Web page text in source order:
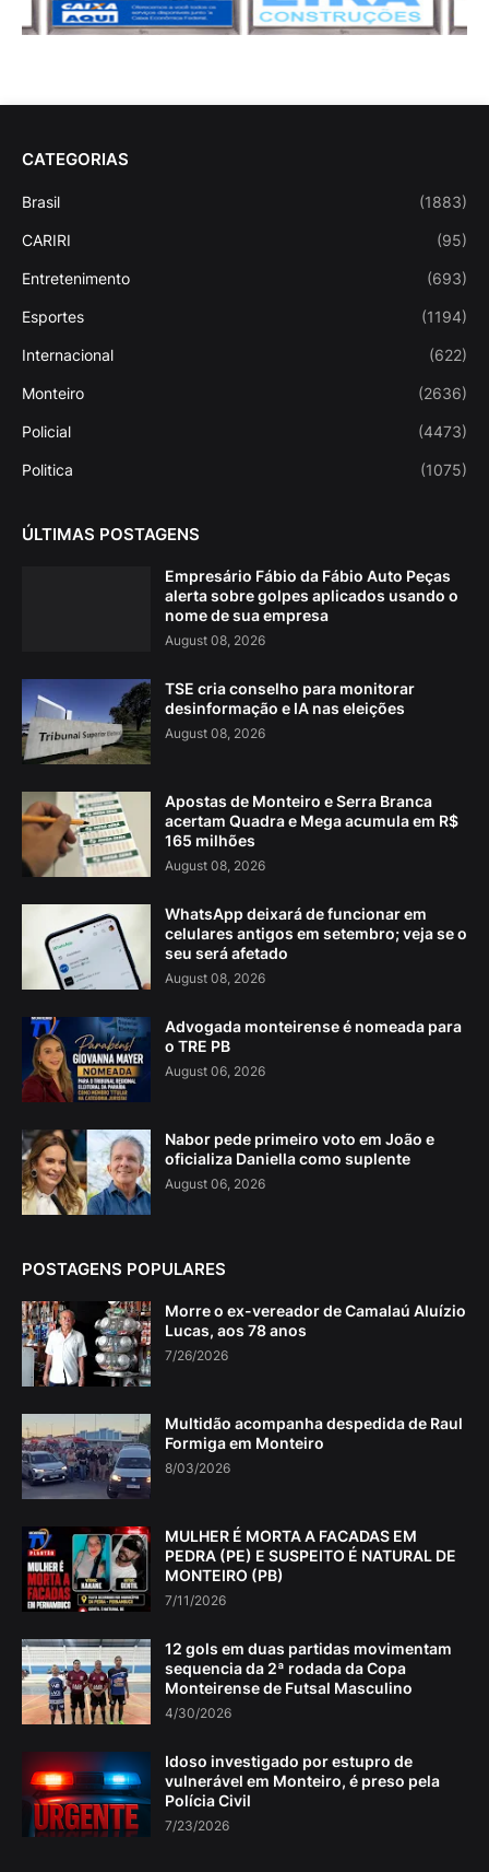
CATEGORIAS
Brasil (1883)
CARIRI (95)
Entretenimento (693)
Esportes (1194)
Internacional (622)
Monteiro (2636)
Policial (4473)
Politica (1075)
ÚLTIMAS POSTAGENS
Empresário Fábio da Fábio Auto Peças
alerta sobre golpes aplicados usando o
nome de sua empresa
August 08, 2026
TSE cria conselho para monitorar
desinformação e IA nas eleições
August 08, 2026
Apostas de Monteiro e Serra Branca
acertam Quadra e Mega acumula em R$
165 milhões
August 08, 2026
WhatsApp deixará de funcionar em
celulares antigos em setembro; veja se o
seu será afetado
August 08, 2026
Advogada monteirense é nomeada para
o TRE PB
August 06, 2026
Nabor pede primeiro voto em João e
oficializa Daniella como suplente
August 06, 2026
POSTAGENS POPULARES
Morre o ex-vereador de Camalaú Aluízio
Lucas, aos 78 anos
7/26/2026
Multidão acompanha despedida de Raul
Formiga em Monteiro
8/03/2026
MULHER É MORTA A FACADAS EM
PEDRA (PE) E SUSPEITO É NATURAL DE
MONTEIRO (PB)
7/11/2026
12 gols em duas partidas movimentam
sequencia da 2ª rodada da Copa
Monteirense de Futsal Masculino
4/30/2026
Idoso investigado por estupro de
vulnerável em Monteiro, é preso pela
Polícia Civil
7/23/2026